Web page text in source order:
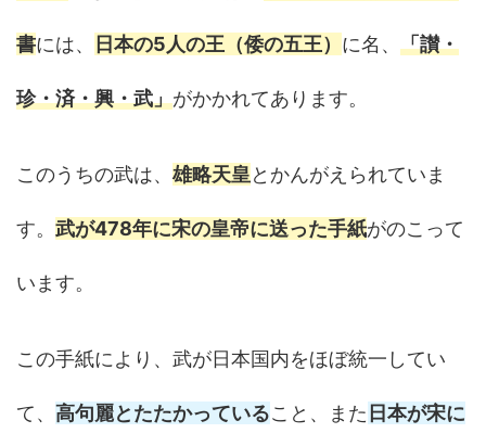
書には、 日本の5人の王（倭の五王） に名、 「讃・
珍・済・興・武」がかかれてあります。
このうちの武は、 雄略天皇とかんがえられていま
す。 武が478年に宋の皇帝に送った手紙がのこって
います。
この手紙により、武が日本国内をほぼ統一してい
て、 高句麗とたたかっていること、また 日本が宋に